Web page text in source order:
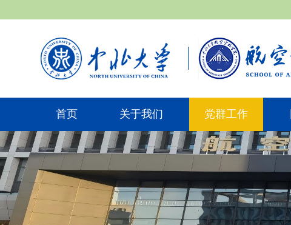
首页 关于我们 党群工作